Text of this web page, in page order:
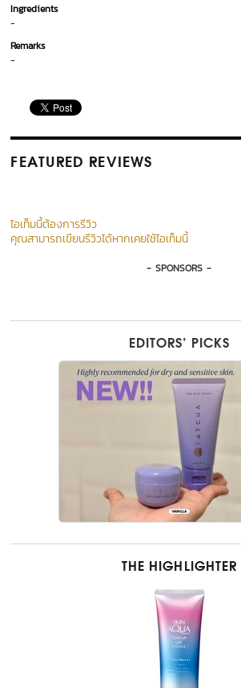
Ingredients
-
Remarks
-
FEATURED REVIEWS
ไอเท็มนี้ต้องการรีวิว
คุณสามารถเขียนรีวิวได้หากเคยใช้ไอเท็มนี้
- SPONSORS -
EDITORS’ PICKS
THE HIGHLIGHTER